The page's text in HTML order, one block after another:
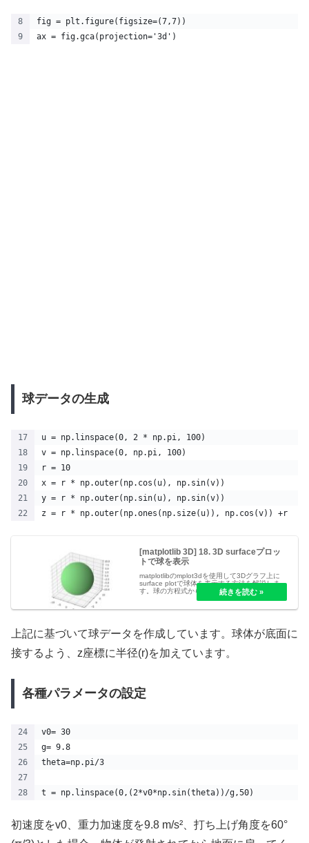
fig = plt.figure(figsize=(7,7))
ax = fig.gca(projection='3d')
球データの生成
u = np.linspace(0, 2 * np.pi, 100)
v = np.linspace(0, np.pi, 100)
r = 10
x = r * np.outer(np.cos(u), np.sin(v))
y = r * np.outer(np.sin(u), np.sin(v))
z = r * np.outer(np.ones(np.size(u)), np.cos(v)) +r
[matplotlib 3D] 18. 3D surfaceプロッ
トで球を表示
matplotlibのmplot3dを使用して3Dグラフ上に
surface plotで球体を表示する方法を解説しま
す。球の方程式からメッシュグリッドを作成
し、3次元空間に美しく球体を描画する手順を
上記に基づいて球データを作成しています。球体が底面に
接するよう、z座標に半径(r)を加えています。
各種パラメータの設定
v0= 30
g= 9.8
theta=np.pi/3
t = np.linspace(0,(2*v0*np.sin(theta))/g,50)
初速度をv0、重力加速度を9.8 m/s²、打ち上げ角度を60°